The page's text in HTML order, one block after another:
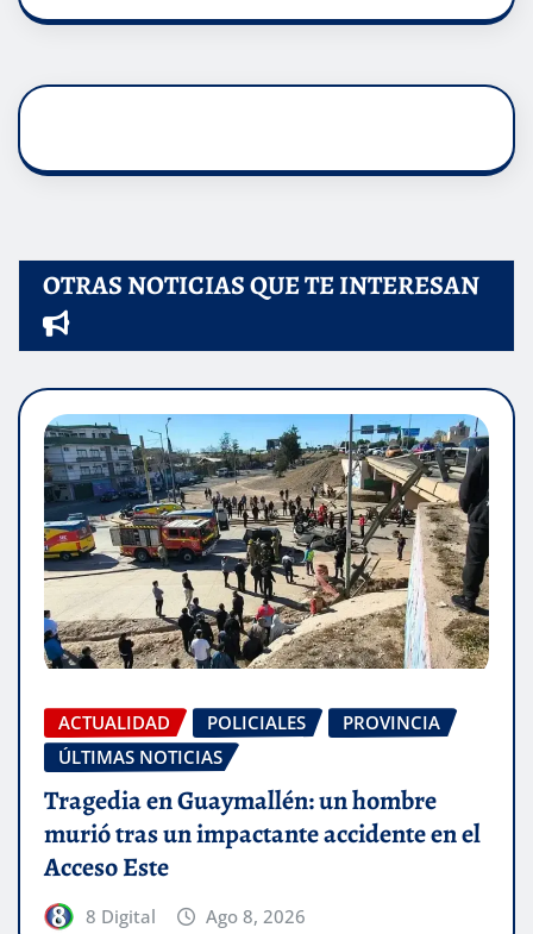
OTRAS NOTICIAS QUE TE INTERESAN
ACTUALIDAD POLICIALES
PROVINCIA
ÚLTIMAS NOTICIAS
Tragedia en Guaymallén: un hombre
murió tras un impactante accidente en el
Acceso Este
8 Digital Ago 8, 2026